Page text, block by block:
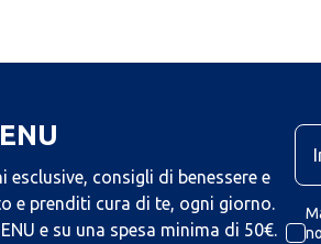
consigli di benessere e
e prenditi cura di te, ogni giorno.
e su una spesa minima di 50€.